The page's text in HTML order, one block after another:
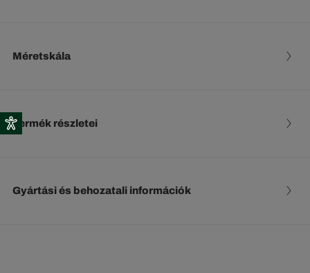
Méretskála
Termék részletei
Gyártási és behozatali információk